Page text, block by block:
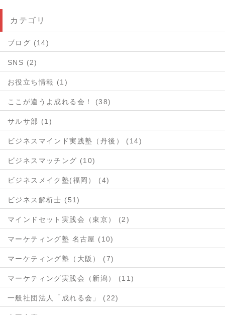
カテゴリ
ブログ (14)
SNS (2)
お役立ち情報 (1)
ここが違うよ成れる会！ (38)
サルサ部 (1)
ビジネスマインド実践塾（丹後） (14)
ビジネスマッチング (10)
ビジネスメイク塾(福岡） (4)
ビジネス解析士 (51)
マインドセット実践会（東京） (2)
マーケティング塾 名古屋 (10)
マーケティング塾（大阪） (7)
マーケティング実践会（新潟） (11)
一般社団法人「成れる会」 (22)